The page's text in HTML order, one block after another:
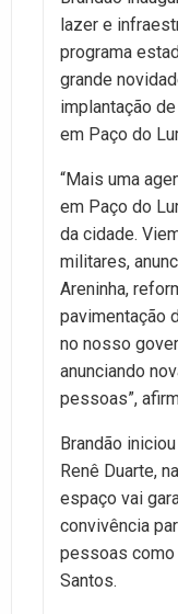
lazer e
programa
grande
implantação
em Paço do
“Mais uma
em Paço do
da cidade.
militares,
Areninha,
pavimentação
no nosso
anunciando
pessoas”,
Brandão
Renê Duarte,
espaço vai
convivência
pessoas como
Santos.